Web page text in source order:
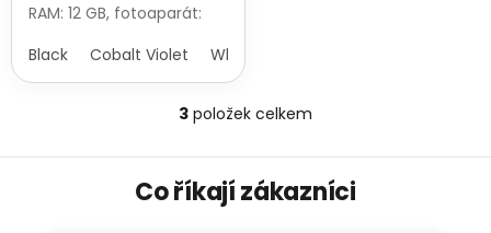
RAM: 12 GB, fotoaparát:
50Mpx širokoúhlý + 50Mpx
Black Cobalt Violet White
O
l
á
d
3 položek celkem
Co říkají zákazníci